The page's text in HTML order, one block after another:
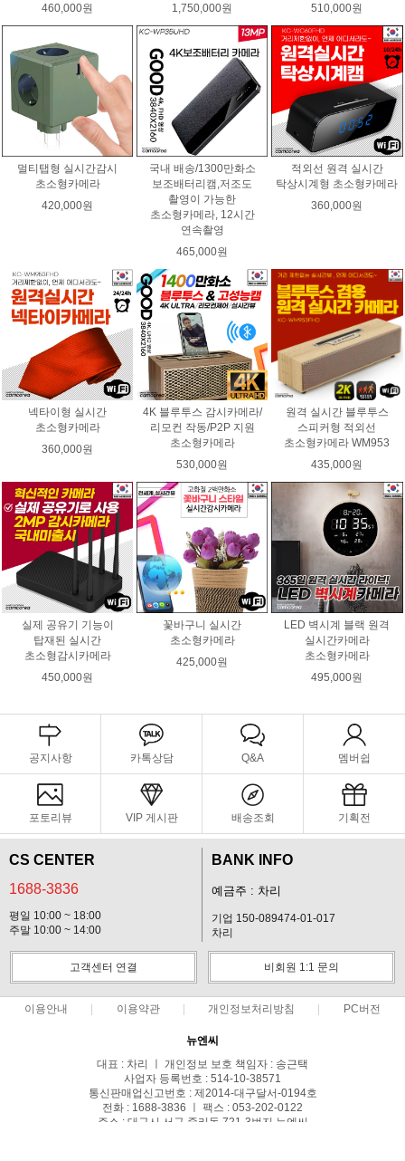
460,000원
1,750,000원
510,000원
멀티탭형 실시간감시
초소형카메라
420,000원
국내 배송/1300만화소
보조배터리캠,저조도
촬영이 가능한
초소형카메라, 12시간
연속촬영
465,000원
적외선 원격 실시간
탁상시계형 초소형카메라
360,000원
넥타이형 실시간
초소형카메라
360,000원
4K 블루투스 감시카메라/
리모컨 작동/P2P 지원
초소형카메라
530,000원
원격 실시간 블루투스
스피커형 적외선
초소형카메라 WM953
435,000원
실제 공유기 기능이
탑재된 실시간
초소형감시카메라
450,000원
꽃바구니 실시간
초소형카메라
425,000원
LED 벽시계 블랙 원격
실시간카메라
초소형카메라
495,000원
공지사항 카톡상담 Q&A 멤버쉽
포토리뷰 VIP 게시판 배송조회 기획전
CS CENTER
1688-3836
평일 10:00 ~ 18:00
주말 10:00 ~ 14:00
BANK INFO
예금주 : 차리
기업 150-089474-01-017
차리
고객센터 연결 비회원 1:1 문의
이용안내 이용약관 개인정보처리방침 PC버전
뉴엔씨
대표 : 차리 ㅣ 개인정보 보호 책임자 : 송근택
사업자 등록번호 : 514-10-38571
통신판매업신고번호 : 제2014-대구달서-0194호
전화 : 1688-3836 ㅣ 팩스 : 053-202-0122
주소 : 대구시 서구 중리동 721-3번지 뉴엔씨